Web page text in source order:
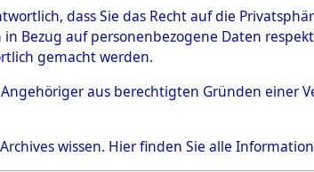
(Landkreis
→0083 (84624211)
dass Sie das Recht auf die
Bezug auf personenbezogene Daten
gemacht werden.
Angehöriger aus berechtigten Gründen
wissen. Hierfinden Sie alle